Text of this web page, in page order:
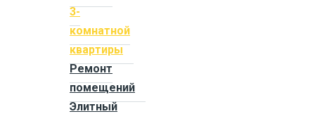
3-
комнатной
квартиры
Ремонт
помещений
Элитный